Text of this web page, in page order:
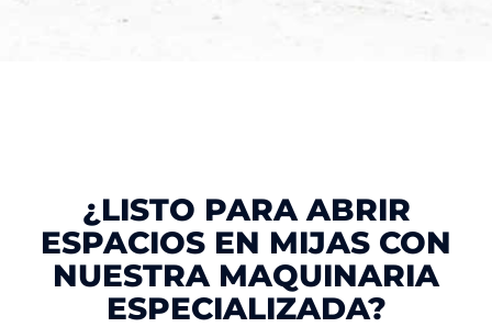
¿LISTO PARA ABRIR
ESPACIOS EN MIJAS CON
NUESTRA MAQUINARIA
ESPECIALIZADA?